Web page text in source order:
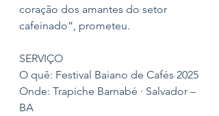
coração dos amantes do setor
cafeinado”, prometeu.
SERVIÇO
O quê: Festival Baiano de Cafés 2025
Onde: Trapiche Barnabé · Salvador –
BA